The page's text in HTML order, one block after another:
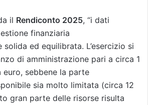
il Rendiconto 2025, “i dati
finanziaria
ed equilibrata. L’esercizio si
di amministrazione pari a circa 1
euro, sebbene la parte
sia molto limitata (circa 12
gran parte delle risorse risulta